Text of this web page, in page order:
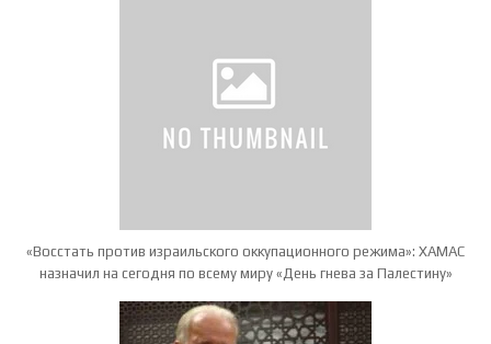
«Восстать против израильского оккупационного режима»: ХАМАС
назначил на сегодня по всему миру «День гнева за Палестину»